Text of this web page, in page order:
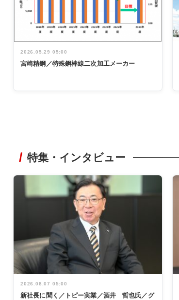
2026.05.29 05:00
宮崎精鋼／特殊鋼棒線二次加工メーカー
特集・インタビュー
2026.08.07 05:00
新社長に聞く／トピー実業／酒井 哲也氏／グ